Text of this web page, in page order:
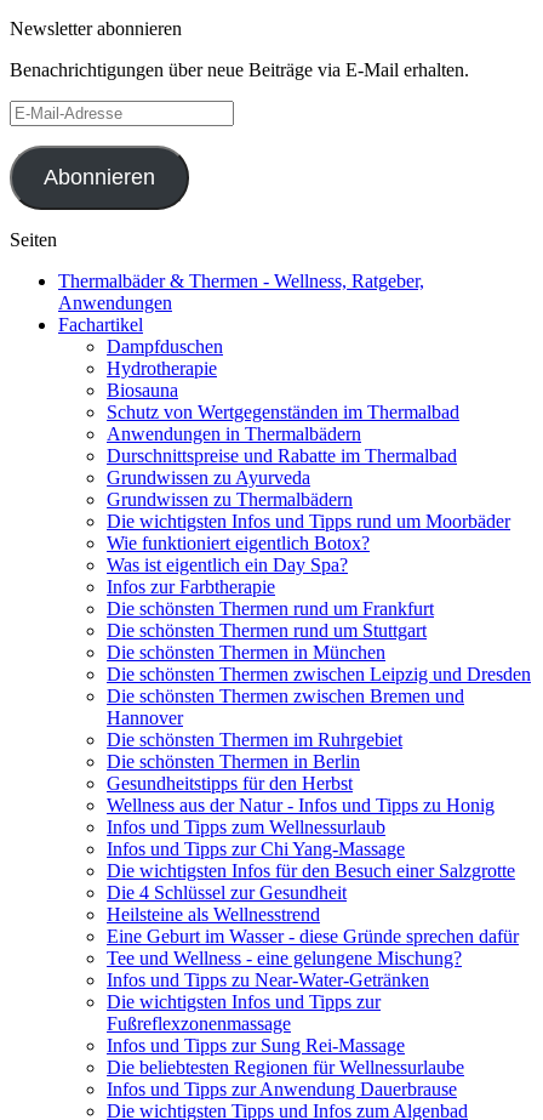
Newsletter abonnieren
Benachrichtigungen über neue Beiträge via E-Mail erhalten.
E-
Mail-
Adresse
Abonnieren
Seiten
Thermalbäder & Thermen - Wellness, Ratgeber,
Anwendungen
Fachartikel
Dampfduschen
Hydrotherapie
Biosauna
Schutz von Wertgegenständen im Thermalbad
Anwendungen in Thermalbädern
Durschnittspreise und Rabatte im Thermalbad
Grundwissen zu Ayurveda
Grundwissen zu Thermalbädern
Die wichtigsten Infos und Tipps rund um Moorbäder
Wie funktioniert eigentlich Botox?
Was ist eigentlich ein Day Spa?
Infos zur Farbtherapie
Die schönsten Thermen rund um Frankfurt
Die schönsten Thermen rund um Stuttgart
Die schönsten Thermen in München
Die schönsten Thermen zwischen Leipzig und Dresden
Die schönsten Thermen zwischen Bremen und
Hannover
Die schönsten Thermen im Ruhrgebiet
Die schönsten Thermen in Berlin
Gesundheitstipps für den Herbst
Wellness aus der Natur - Infos und Tipps zu Honig
Infos und Tipps zum Wellnessurlaub
Infos und Tipps zur Chi Yang-Massage
Die wichtigsten Infos für den Besuch einer Salzgrotte
Die 4 Schlüssel zur Gesundheit
Heilsteine als Wellnesstrend
Eine Geburt im Wasser - diese Gründe sprechen dafür
Tee und Wellness - eine gelungene Mischung?
Infos und Tipps zu Near-Water-Getränken
Die wichtigsten Infos und Tipps zur
Fußreflexzonenmassage
Infos und Tipps zur Sung Rei-Massage
Die beliebtesten Regionen für Wellnessurlaube
Infos und Tipps zur Anwendung Dauerbrause
Die wichtigsten Tipps und Infos zum Algenbad